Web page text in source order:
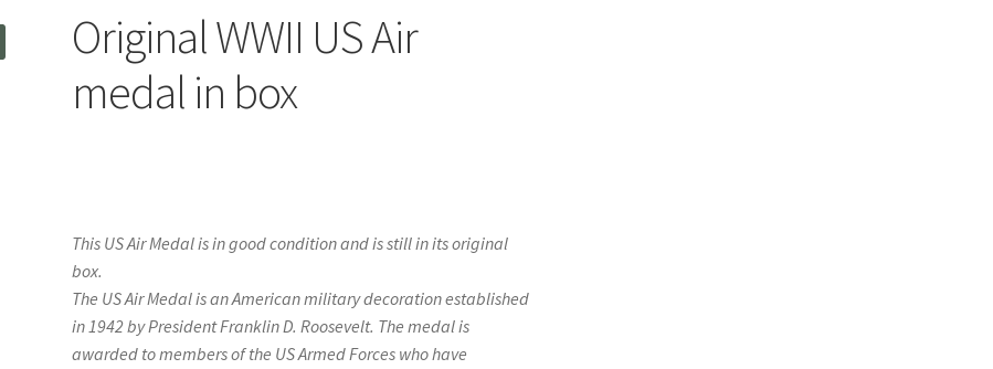
Original WWII US Air
medal in box
This US Air Medal is in good condition and is still in its original
box.
The US Air Medal is an American military decoration established
in 1942 by President Franklin D. Roosevelt. The medal is
awarded to members of the US Armed Forces who have